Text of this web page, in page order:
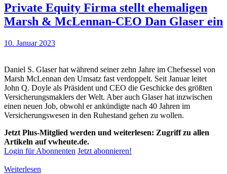
Private Equity Firma stellt ehemaligen
Marsh & McLennan-CEO Dan Glaser ein
10. Januar 2023
Daniel S. Glaser hat während seiner zehn Jahre im Chefsessel von
Marsh McLennan den Umsatz fast verdoppelt. Seit Januar leitet
John Q. Doyle als Präsident und CEO die Geschicke des größten
Versicherungsmaklers der Welt. Aber auch Glaser hat inzwischen
einen neuen Job, obwohl er ankündigte nach 40 Jahren im
Versicherungswesen in den Ruhestand gehen zu wollen.
Jetzt Plus-Mitglied werden und weiterlesen: Zugriff zu allen
Artikeln auf vwheute.de.
Login für Abonnenten Jetzt abonnieren!
Weiterlesen